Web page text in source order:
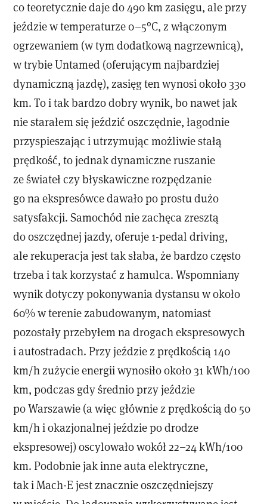
co teoretycznie daje do 490 km zasięgu, ale przy
jeździe w temperaturze 0–5°C, z włączonym
ogrzewaniem (w tym dodatkową nagrzewnicą),
w trybie Untamed (oferującym najbardziej
dynamiczną jazdę), zasięg ten wynosi około 330
km. To i tak bardzo dobry wynik, bo nawet jak
nie starałem się jeździć oszczędnie, łagodnie
przyspieszając i utrzymując możliwie stałą
prędkość, to jednak dynamiczne ruszanie
ze świateł czy błyskawiczne rozpędzanie
go na ekspresówce dawało po prostu dużo
satysfakcji. Samochód nie zachęca zresztą
do oszczędnej jazdy, oferuje 1-pedal driving,
ale rekuperacja jest tak słaba, że bardzo często
trzeba i tak korzystać z hamulca. Wspomniany
wynik dotyczy pokonywania dystansu w około
60% w terenie zabudowanym, natomiast
pozostały przebyłem na drogach ekspresowych
i autostradach. Przy jeździe z prędkością 140
km/h zużycie energii wynosiło około 31 kWh/100
km, podczas gdy średnio przy jeździe
po Warszawie (a więc głównie z prędkością do 50
km/h i okazjonalnej jeździe po drodze
ekspresowej) oscylowało wokół 22–24 kWh/100
km. Podobnie jak inne auta elektryczne,
tak i Mach-E jest znacznie oszczędniejszy